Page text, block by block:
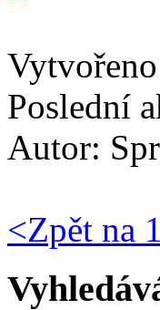
Poslední
Autor:
<Zpět na